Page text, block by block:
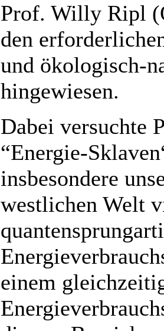
Prof. Willy Ripl
den
und ökologisch-
hingewiesen.
Dabei versuchte
“Energie-
insbesondere
westlichen Welt
einem